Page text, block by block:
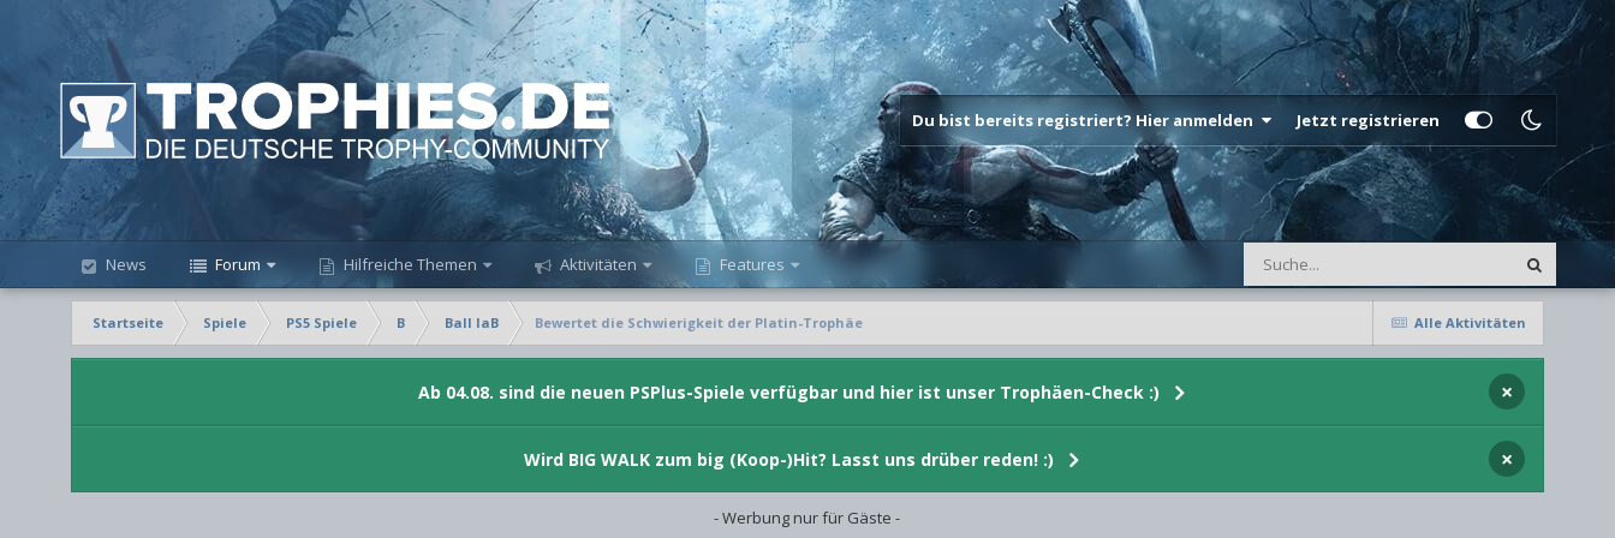
Du bist bereits registriert? Hier anmelden Jetzt registrieren
News Forum Hilfreiche Themen Aktivitäten Features
Alle Aktivitäten
Startseite Spiele PS5 Spiele B Ball laB Bewertet die Schwierigkeit der Platin-Trophäe
Ab 04.08. sind die neuen PSPlus-Spiele verfügbar und hier ist unser Trophäen-Check :) ×
Wird BIG WALK zum big (Koop-)Hit? Lasst uns drüber reden! :) ×
- Werbung nur für Gäste -